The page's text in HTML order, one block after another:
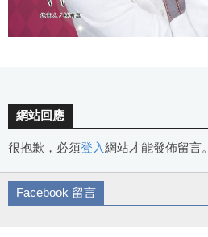
網站回應
很抱歉，必須登入網站才能發佈留言。
Facebook 留言